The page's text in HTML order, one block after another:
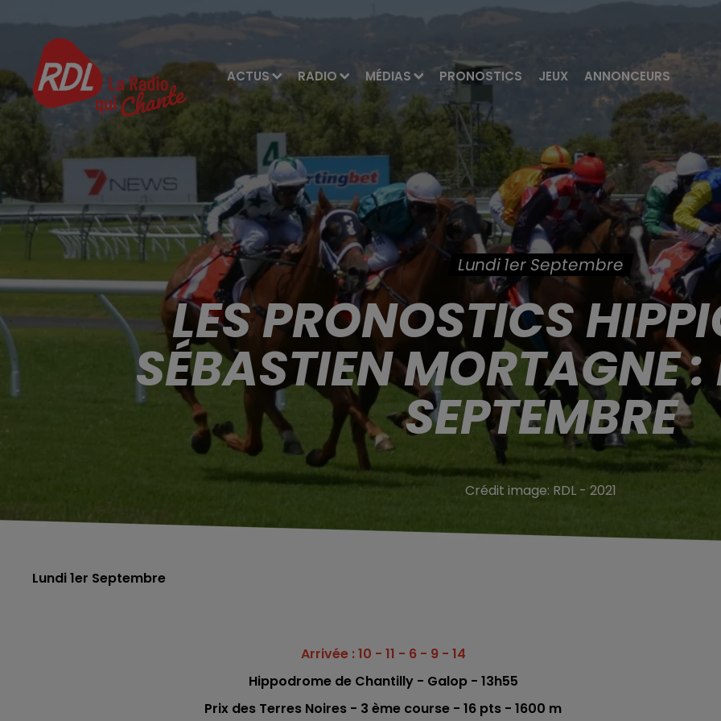
ACTUS RADIO MÉDIAS PRONOSTICS JEUX ANNONCEURS
Lundi 1er Septembre
LES PRONOSTICS
SÉBASTIEN MORTAGNE :
SEPTEMBRE
Crédit image: RDL - 2021
Lundi 1er Septembre
Arrivée : 10 - 11 - 6 - 9 - 14
Hippodrome de Chantilly - Galop - 13h55
Prix des Terres Noires - 3ème course - 16 pts - 1600 m